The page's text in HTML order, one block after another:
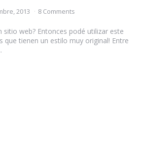
2013 8 Comments
sitio web? Entonces podé utilizar este
que tienen un estilo muy original! Entre